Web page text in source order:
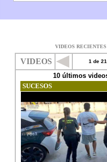
VIDEOS RECIENTES